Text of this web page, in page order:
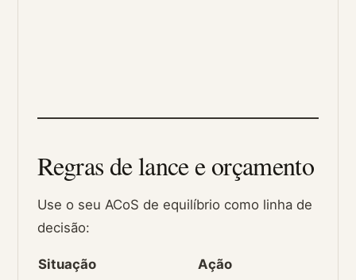
Regras de lance e orçamento
Use o seu ACoS de equilíbrio como linha de
decisão:
Situação Ação